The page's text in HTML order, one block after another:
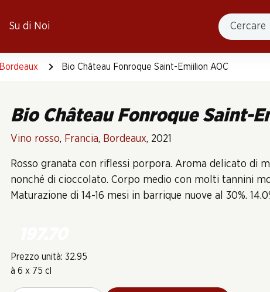
Su di Noi
Cercare
Bordeaux Bio Château Fonroque Saint-Emiilion AOC
Bio Château Fonroque Saint-
Vino rosso, Francia, Bordeaux, 2021
Rosso granata con riflessi porpora. Aroma delicato di
nonché di cioccolato. Corpo medio con molti tannini
Maturazione di 14-16 mesi in barrique nuove al 30%.
Prezzo unità: 32.95
à 6 x 75 cl